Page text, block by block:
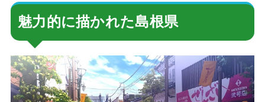
魅力的に描かれた島根県